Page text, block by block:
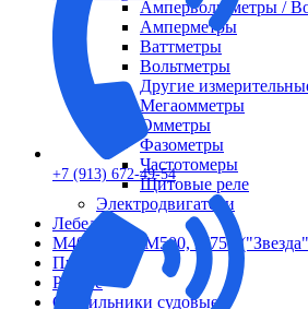
Ампервольтметры /
Амперметры
Ваттметры
Вольтметры
Другие
Мегаомметры
Омметры
Фазометры
Частотомеры
Щитовые реле
Электродвигатели
Лебедка
М400 (401), М500, М756
Пускатели
Разное
Светильники судовые
+7 (913) 672-49-54